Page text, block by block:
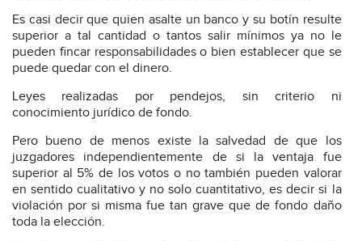
Es casi decir que quien asalte un banco y su botín resulte
superior a tal cantidad o tantos salir mínimos ya no le
pueden fincar responsabilidades o bien establecer que se
puede quedar con el dinero.
Leyes realizadas por pendejos, sin criterio ni
conocimiento jurídico de fondo.
Pero bueno de menos existe la salvedad de que los
juzgadores independientemente de si la ventaja fue
superior al 5% de los votos o no también pueden valorar
en sentido cualitativo y no solo cuantitativo, es decir si la
violación por si misma fue tan grave que de fondo daño
toda la elección.